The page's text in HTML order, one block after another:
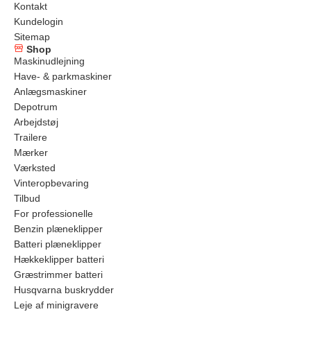
Kontakt
Kundelogin
Sitemap
Shop
Maskinudlejning
Have- & parkmaskiner
Anlægsmaskiner
Depotrum
Arbejdstøj
Trailere
Mærker
Værksted
Vinteropbevaring
Tilbud
For professionelle
Benzin plæneklipper
Batteri plæneklipper
Hækkeklipper batteri
Græstrimmer batteri
Husqvarna buskrydder
Leje af minigravere